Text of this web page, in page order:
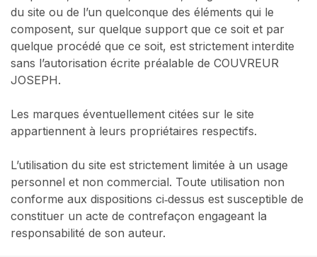
du site ou de l’un quelconque des éléments qui le
composent, sur quelque support que ce soit et par
quelque procédé que ce soit, est strictement interdite
sans l’autorisation écrite préalable de COUVREUR
JOSEPH.
Les marques éventuellement citées sur le site
appartiennent à leurs propriétaires respectifs.
L’utilisation du site est strictement limitée à un usage
personnel et non commercial. Toute utilisation non
conforme aux dispositions ci‑dessus est susceptible de
constituer un acte de contrefaçon engageant la
responsabilité de son auteur.